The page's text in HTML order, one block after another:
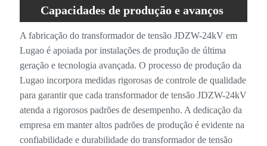
Capacidades de produção e avanços
tecnológicos de Lugao
A fabricação do transformador de tensão JDZW-24kV em
Lugao é apoiada por instalações de produção de última
geração e tecnologia avançada. O processo de produção da
Lugao incorpora medidas rigorosas de controle de qualidade
para garantir que cada transformador de tensão JDZW-24kV
atenda a rigorosos padrões de desempenho. A dedicação da
empresa em manter altos padrões de produção é evidente na
confiabilidade e durabilidade do transformador de tensão